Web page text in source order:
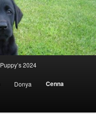
Puppy’s 2024
Donya Cenna